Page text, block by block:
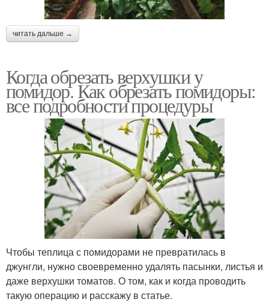
читать дальше →
Когда обрезать верхушки у
помидор. Как обрезать помидоры:
все подробности процедуры
Чтобы теплица с помидорами не превратилась в
джунгли, нужно своевременно удалять пасынки, листья и
даже верхушки томатов. О том, как и когда проводить
такую операцию и расскажу в статье.